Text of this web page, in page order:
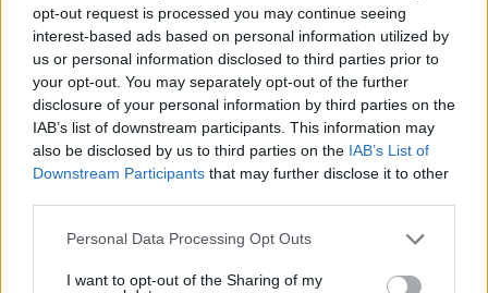
opt-out request is processed you may continue seeing
interest-based ads based on personal information utilized by
us or personal information disclosed to third parties prior to
your opt-out. You may separately opt-out of the further
disclosure of your personal information by third parties on the
IAB’s list of downstream participants. This information may
also be disclosed by us to third parties on the IAB’s List of
Downstream Participants that may further disclose it to other
Personal Data Processing Opt Outs
I want to opt-out of the Sharing of my
emocjonalnych w autobiografii osób z anoreksją i bulimią psychiczną
(analiza badań własnych)
9.50 - Coffee Break/ Poster session
Sesje równoległe/Parallel sessions 8 i 9